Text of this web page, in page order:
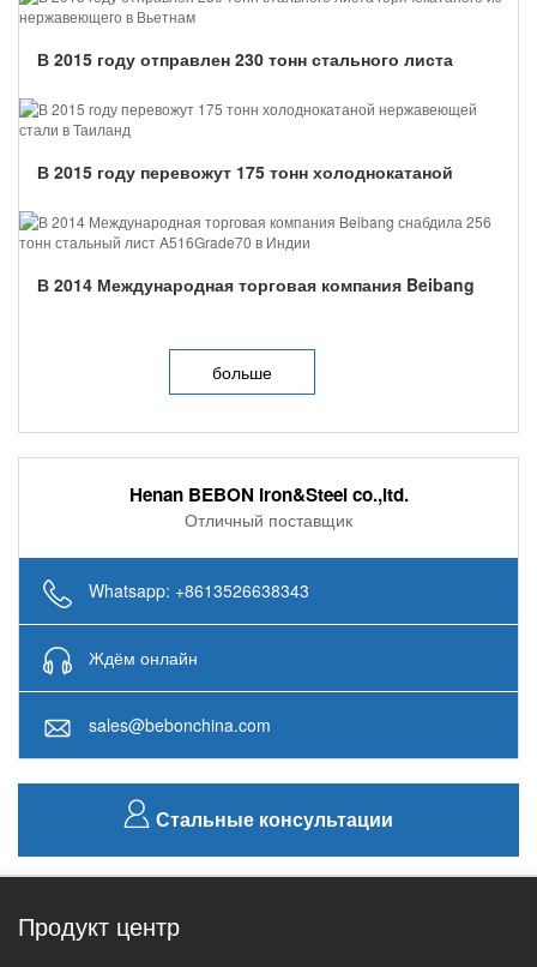
В 2015 году отправлен 230 тонн стального листа
В 2015 году перевожут 175 тонн холоднокатаной
В 2014 Международная торговая компания Beibang
больше
Henan BEBON Iron&Steel co.,ltd.
Отличный поставщик
Whatsapp: +8613526638343
Ждём онлайн
sales@bebonchina.com
Стальные консультации
Продукт центр